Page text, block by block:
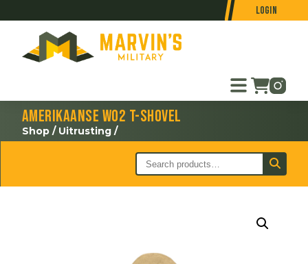
Login
Amerikaanse WO2 T-Shovel
Shop / Uitrusting /